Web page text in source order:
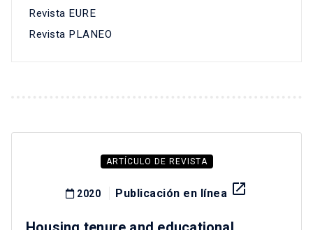
Revista EURE
Revista PLANEO
ARTÍCULO DE REVISTA
2020 Publicación en línea launch